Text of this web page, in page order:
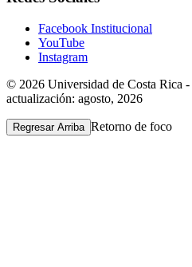
Facebook Institucional
YouTube
Instagram
© 2026 Universidad de Costa Rica -
actualización: agosto, 2026
Regresar Arriba Retorno de foco